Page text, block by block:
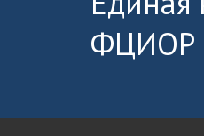
ФЦИОР